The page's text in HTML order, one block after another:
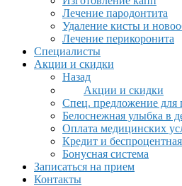
Лечение пародонтита
Удаление кисты и
Лечение перикоронита
Специалисты
Акции и скидки
Назад
Акции и скидки
Спец. предложение для
Белоснежная улыбка в
Оплата медицинских
Кредит и
Бонусная система
Записаться на прием
Контакты